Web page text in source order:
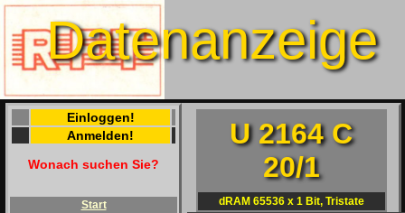
Datenanzeige
Einloggen!
Anmelden!
Wonach suchen Sie?
Start
U 2164 C
20/1
dRAM 65536 x 1 Bit, Tristate